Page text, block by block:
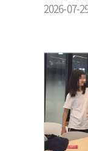
2026-07-